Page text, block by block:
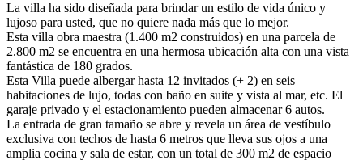
La villa ha sido diseñada para brindar un estilo de vida único y
lujoso para usted, que no quiere nada más que lo mejor.
Esta villa obra maestra (1.400 m2 construidos) en una parcela de
2.800 m2 se encuentra en una hermosa ubicación alta con una vista
fantástica de 180 grados.
Esta Villa puede albergar hasta 12 invitados (+ 2) en seis
habitaciones de lujo, todas con baño en suite y vista al mar, etc. El
garaje privado y el estacionamiento pueden almacenar 6 autos.
La entrada de gran tamaño se abre y revela un área de vestíbulo
exclusiva con techos de hasta 6 metros que lleva sus ojos a una
amplia cocina y sala de estar, con un total de 300 m2 de espacio